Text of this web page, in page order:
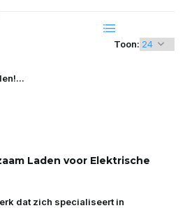
Toon:
Laden voor Elektrische
dat zich specialiseert in